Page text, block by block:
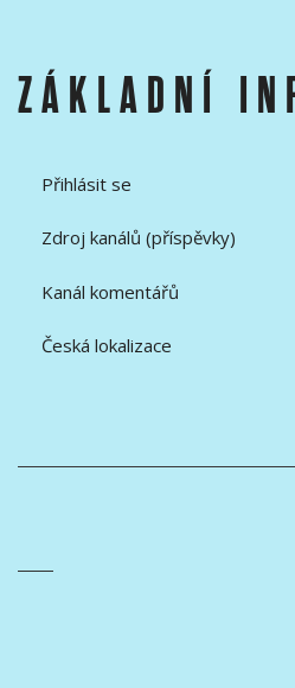
ZÁKLADNÍ
Přihlásit se
Zdroj kanálů (příspěvky)
Kanál komentářů
Česká lokalizace